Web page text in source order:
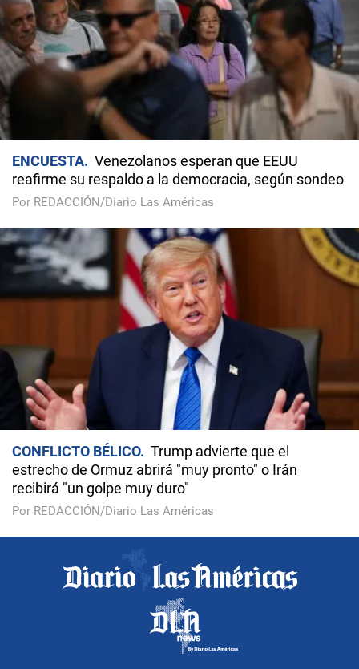
ENCUESTA
Venezolanos esperan que EEUU
reafirme su respaldo a la democracia, según sondeo
Por REDACCIÓN/Diario Las Américas
CONFLICTO BÉLICO
Trump advierte que el
estrecho de Ormuz abrirá "muy pronto" o Irán
recibirá "un golpe muy duro"
Por REDACCIÓN/Diario Las Américas